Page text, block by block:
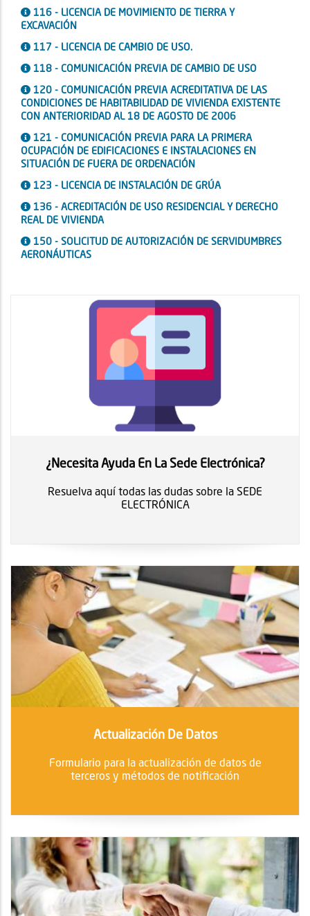
116 - LICENCIA DE MOVIMIENTO DE TIERRA Y
EXCAVACIÓN
117 - LICENCIA DE CAMBIO DE USO.
118 - COMUNICACIÓN PREVIA DE CAMBIO DE USO
120 - COMUNICACIÓN PREVIA ACREDITATIVA DE LAS
CONDICIONES DE HABITABILIDAD DE VIVIENDA EXISTENTE
CON ANTERIORIDAD AL 18 DE AGOSTO DE 2006
121 - COMUNICACIÓN PREVIA PARA LA PRIMERA
OCUPACIÓN DE EDIFICACIONES E INSTALACIONES EN
SITUACIÓN DE FUERA DE ORDENACIÓN
123 - LICENCIA DE INSTALACIÓN DE GRÚA
136 - ACREDITACIÓN DE USO RESIDENCIAL Y DERECHO
REAL DE VIVIENDA
150 - SOLICITUD DE AUTORIZACIÓN DE SERVIDUMBRES
AERONÁUTICAS
¿Necesita Ayuda En La Sede Electrónica?
Resuelva aquí todas las dudas sobre la SEDE
ELECTRÓNICA
Actualización De Datos
Formulario para la actualización de datos de
terceros y métodos de notificación